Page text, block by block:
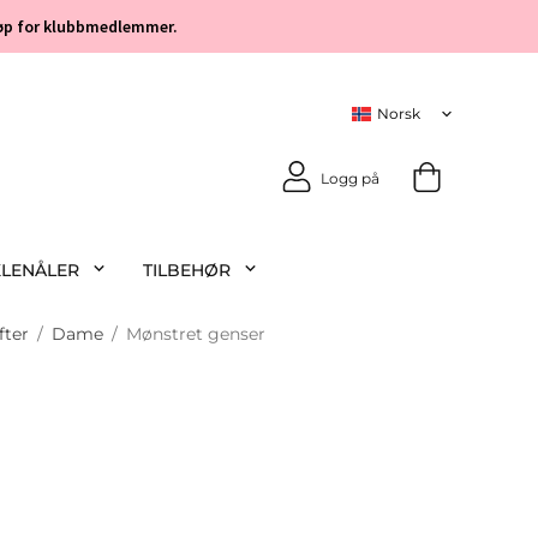
for klubbmedlemmer.
Logg på
TILBEHØR
/ Dame / Mønstret genser